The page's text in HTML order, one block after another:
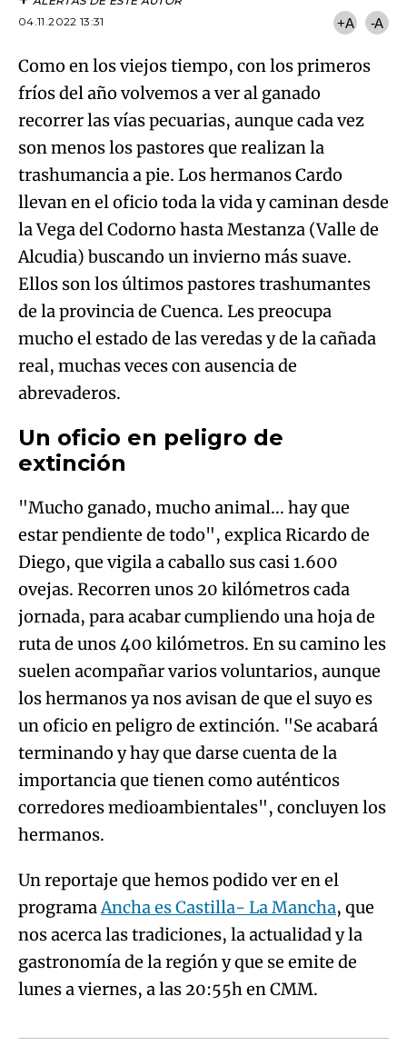
04.11.2022 13:31
+A -A
Como en los viejos tiempo, con los primeros
fríos del año volvemos a ver al ganado
recorrer las vías pecuarias, aunque cada vez
son menos los pastores que realizan la
trashumancia a pie. Los hermanos Cardo
llevan en el oficio toda la vida y caminan desde
la Vega del Codorno hasta Mestanza (Valle de
Alcudia) buscando un invierno más suave.
Ellos son los últimos pastores trashumantes
de la provincia de Cuenca. Les preocupa
mucho el estado de las veredas y de la cañada
real, muchas veces con ausencia de
abrevaderos.
Un oficio en peligro de
extinción
"Mucho ganado, mucho animal... hay que
estar pendiente de todo", explica Ricardo de
Diego, que vigila a caballo sus casi 1.600
ovejas. Recorren unos 20 kilómetros cada
jornada, para acabar cumpliendo una hoja de
ruta de unos 400 kilómetros. En su camino les
suelen acompañar varios voluntarios, aunque
los hermanos ya nos avisan de que el suyo es
un oficio en peligro de extinción. "Se acabará
terminando y hay que darse cuenta de la
importancia que tienen como auténticos
corredores medioambientales", concluyen los
hermanos.
Un reportaje que hemos podido ver en el
programaAncha es Castilla- La Mancha, que
nos acerca las tradiciones, la actualidad y la
gastronomía de la región y que se emite de
lunes a viernes, a las 20:55h en CMM.